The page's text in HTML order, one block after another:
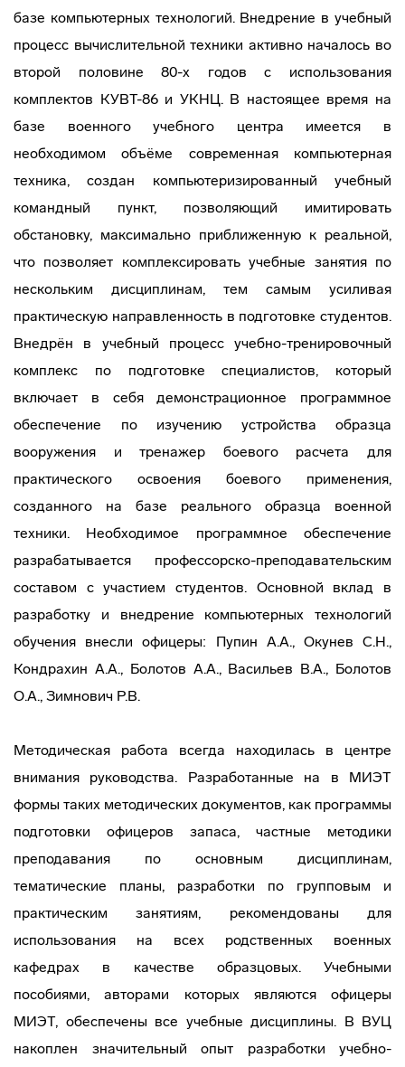
базе компьютерных технологий. Внедрение в учебный
процесс вычислительной техники активно началось во
второй половине 80-х годов с использования
комплектов КУВТ-86 и УКНЦ. В настоящее время на
базе военного учебного центра имеется в
необходимом объёме современная компьютерная
техника, создан компьютеризированный учебный
командный пункт, позволяющий имитировать
обстановку, максимально приближенную к реальной,
что позволяет комплексировать учебные занятия по
нескольким дисциплинам, тем самым усиливая
практическую направленность в подготовке студентов.
Внедрён в учебный процесс учебно-тренировочный
комплекс по подготовке специалистов, который
включает в себя демонстрационное программное
обеспечение по изучению устройства образца
вооружения и тренажер боевого расчета для
практического освоения боевого применения,
созданного на базе реального образца военной
техники. Необходимое программное обеспечение
разрабатывается профессорско-преподавательским
составом с участием студентов. Основной вклад в
разработку и внедрение компьютерных технологий
обучения внесли офицеры: Пупин А.А., Окунев С.Н.,
Кондрахин А.А., Болотов А.А., Васильев В.А., Болотов
О.А., Зимнович Р.В.
Методическая работа всегда находилась в центре
внимания руководства. Разработанные на в МИЭТ
формы таких методических документов, как программы
подготовки офицеров запаса, частные методики
преподавания по основным дисциплинам,
тематические планы, разработки по групповым и
практическим занятиям, рекомендованы для
использования на всех родственных военных
кафедрах в качестве образцовых. Учебными
пособиями, авторами которых являются офицеры
МИЭТ, обеспечены все учебные дисциплины. В ВУЦ
накоплен значительный опыт разработки учебно-